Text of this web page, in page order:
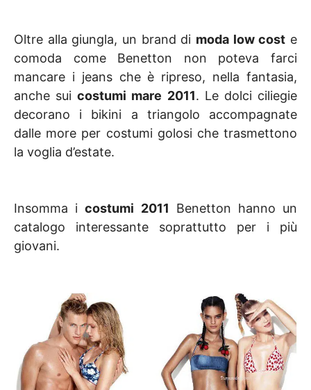
Oltre alla giungla, un brand di moda low cost e
comoda come Benetton non poteva farci
mancare i jeans che è ripreso, nella fantasia,
anche suicostumi mare 2011. Le dolci ciliegie
decorano i bikini a triangolo accompagnate
dalle more per costumi golosi che trasmettono
la voglia d’estate.
Insomma icostumi 2011 Benetton hanno un
catalogo interessante soprattutto per i più
giovani.